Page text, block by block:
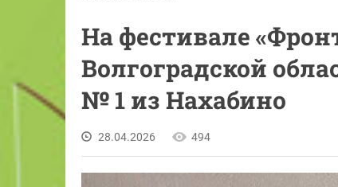
На фестивале
Волгоградской
№ 1 из Нахабино
28.04.2026 494